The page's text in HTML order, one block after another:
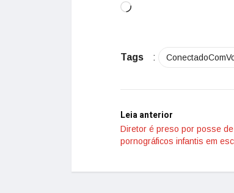
Tags :
Leia anterior
Diretor é preso por posse
pornográficos infantis em